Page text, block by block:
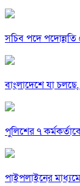
সচিব পদে পদোন্নতি
বাংলাদেশে যা
পুলিশের ৭
পাইপলাইনের